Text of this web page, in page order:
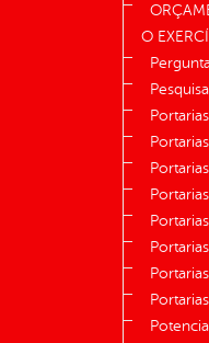
O
Pesquisa